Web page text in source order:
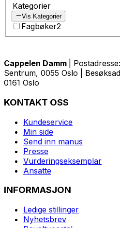
Kategorier
Vis Kategorier
Fagbøker2
Cappelen Damm
|
Sentrum, 0055 Oslo |
0161 Oslo
KONTAKT OSS
Kundeservice
Min side
Send inn manus
Presse
Vurderingseksemplar
Ansatte
INFORMASJON
Ledige stillinger
Nyhetsbrev